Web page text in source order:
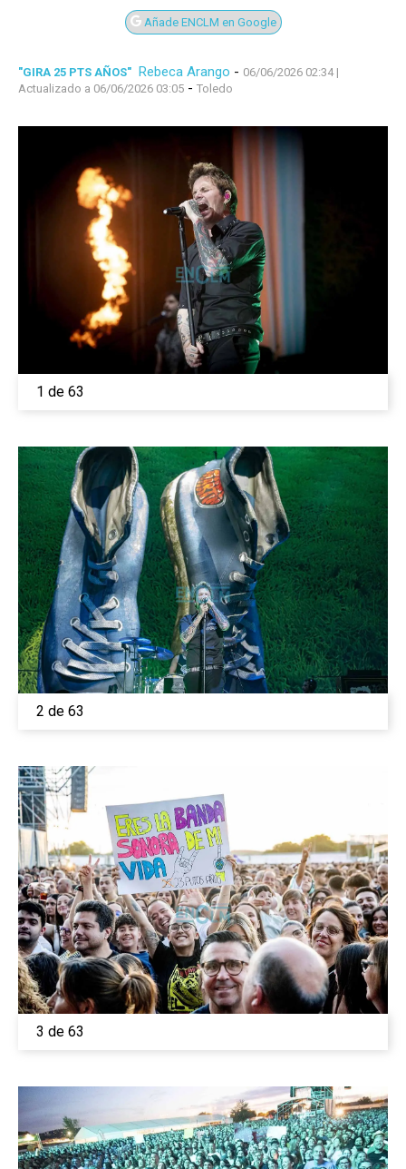
Añade ENCLM en Google
"GIRA 25 PTS AÑOS" Rebeca Arango - 06/06/2026 02:34|
Actualizado a 06/06/2026 03:05 - Toledo
1 de 63
2 de 63
3 de 63